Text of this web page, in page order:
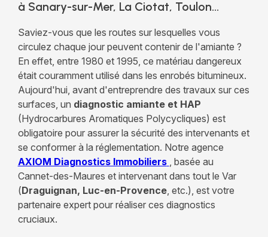
à Sanary-sur-Mer, La Ciotat, Toulon...
Saviez-vous que les routes sur lesquelles vous
circulez chaque jour peuvent contenir de l'amiante ?
En effet, entre 1980 et 1995, ce matériau dangereux
était couramment utilisé dans les enrobés bitumineux.
Aujourd'hui, avant d'entreprendre des travaux sur ces
surfaces, un diagnostic amiante et HAP
(Hydrocarbures Aromatiques Polycycliques) est
obligatoire pour assurer la sécurité des intervenants et
se conformer à la réglementation. Notre agence
AXIOM Diagnostics Immobiliers , basée au
Cannet-des-Maures et intervenant dans tout le Var
(Draguignan, Luc-en-Provence, etc.), est votre
partenaire expert pour réaliser ces diagnostics
cruciaux.